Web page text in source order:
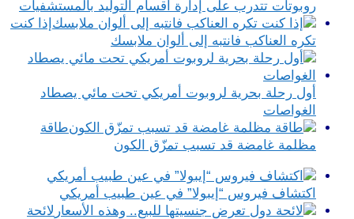
روبوتات تتدرب على إدارة أقسام التوليد بالمستشفيات
إذا كنت
تكره العناكب فانتبه إلى ألوان ملابسك
أول رحلة بحرية لروبوت أمريكي تحت مائي يصطاد
الغواصات
طاقة
مظلمة غامضة قد تسبب تمزّق الكون
اكتشاف فيروس “إيبولا” في عين طبيب أمريكي
لائحة